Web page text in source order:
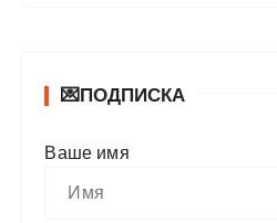
💌ПОДПИСКА
Ваше имя